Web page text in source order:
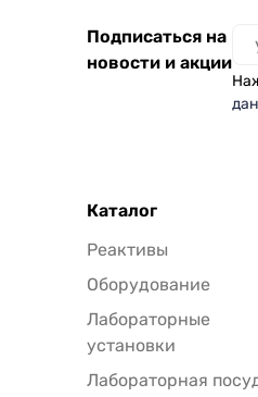
Подписаться на
новости и акции
Каталог
Реактивы
Оборудование
Лабораторные
установки
Лабораторная